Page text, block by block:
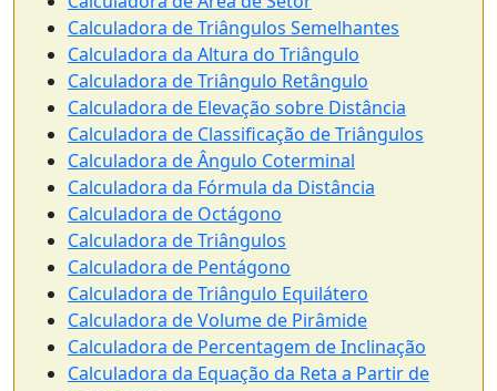
Calculadora de Triângulos Semelhantes
Calculadora da Altura do Triângulo
Calculadora de Triângulo Retângulo
Calculadora de Elevação sobre Distância
Calculadora de Classificação de Triângulos
Calculadora de Ângulo Coterminal
Calculadora da Fórmula da Distância
Calculadora de Octágono
Calculadora de Triângulos
Calculadora de Pentágono
Calculadora de Triângulo Equilátero
Calculadora de Volume de Pirâmide
Calculadora de Percentagem de Inclinação
Calculadora da Equação da Reta a Partir de